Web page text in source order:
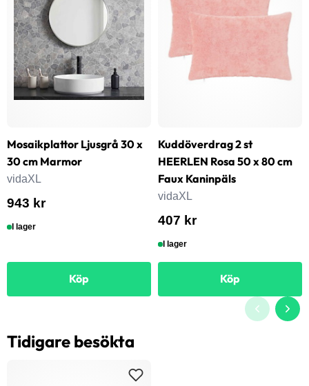
Mosaikplattor Ljusgrå 30 x
30 cm Marmor
vidaXL
943 kr
I lager
Köp
Kuddöverdrag 2 st
HEERLEN Rosa 50 x 80 cm
Faux Kaninpäls
vidaXL
407 kr
I lager
Köp
Tidigare besökta